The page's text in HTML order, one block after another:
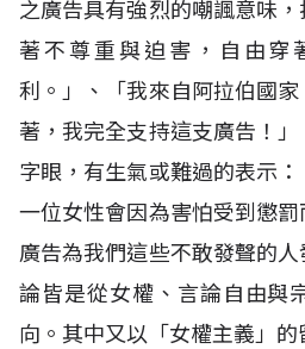
之廣告具有強烈的嘲諷意味
著不尊重與迫害，自由穿
利。」、「我來自阿拉伯國
著，我完全支持這支廣告！
字眼，有生氣或難過的表示：
一位女性會因為害怕受到懲
廣告為我們這些不敢發聲的
論皆是從女權、言論自由與
向。其中又以「女權主義」的